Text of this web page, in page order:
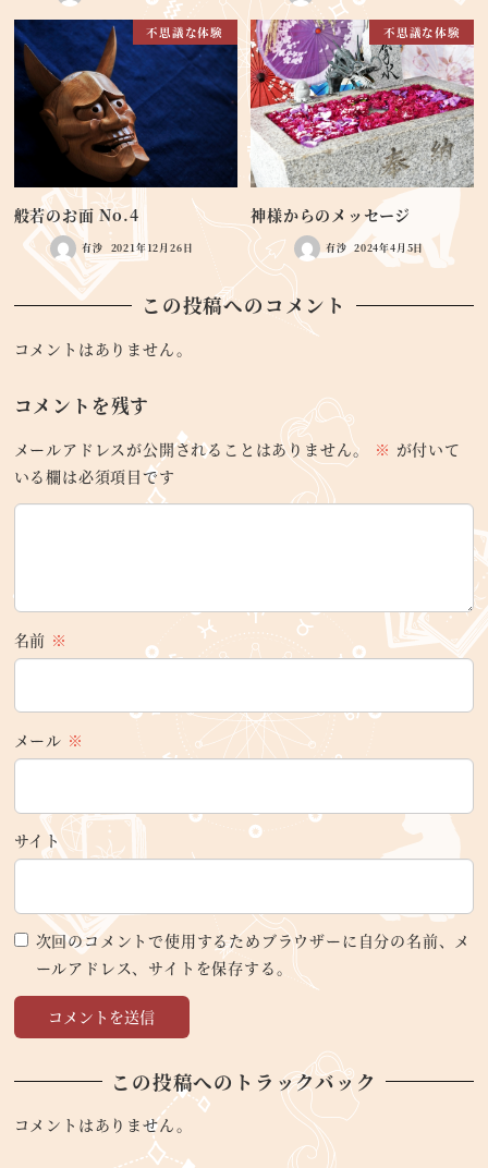
不思議な体験
般若のお面 No.4
有沙 2021年12月26日
不思議な体験
神様からのメッセージ
有沙 2024年4月5日
この投稿へのコメント
コメントはありません。
コメントを残す
メールアドレスが公開されることはありません。 ※ が付いて
いる欄は必須項目です
名前 ※
メール ※
サイト
次回のコメントで使用するためブラウザーに自分の名前、メ
ールアドレス、サイトを保存する。
この投稿へのトラックバック
コメントはありません。